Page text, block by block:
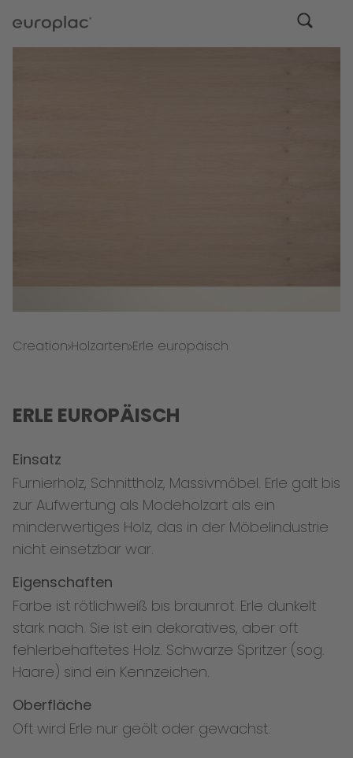
Creation Holzarten Erle europäisch
ERLE EUROPÄISCH
Einsatz
Furnierholz, Schnittholz, Massivmöbel. Erle galt bis
zur Aufwertung als Modeholzart als ein
minderwertiges Holz, das in der Möbelindustrie
nicht einsetzbar war.
Eigenschaften
Farbe ist rötlichweiß bis braunrot. Erle dunkelt
stark nach. Sie ist ein dekoratives, aber oft
fehlerbehaftetes Holz. Schwarze Spritzer (sog.
Haare) sind ein Kennzeichen.
Oberfläche
Oft wird Erle nur geölt oder gewachst.